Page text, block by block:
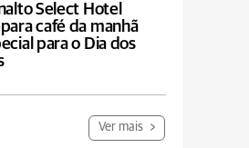
Select Hotel
café da manhã
para o Dia dos
Ver mais